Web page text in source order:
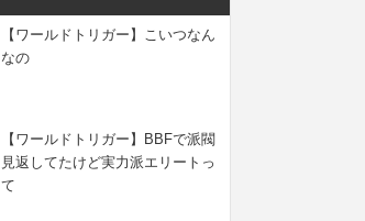
【ワールドトリガー】こいつなん
なの
【ワールドトリガー】BBFで派閥
見返してたけど実力派エリートっ
て